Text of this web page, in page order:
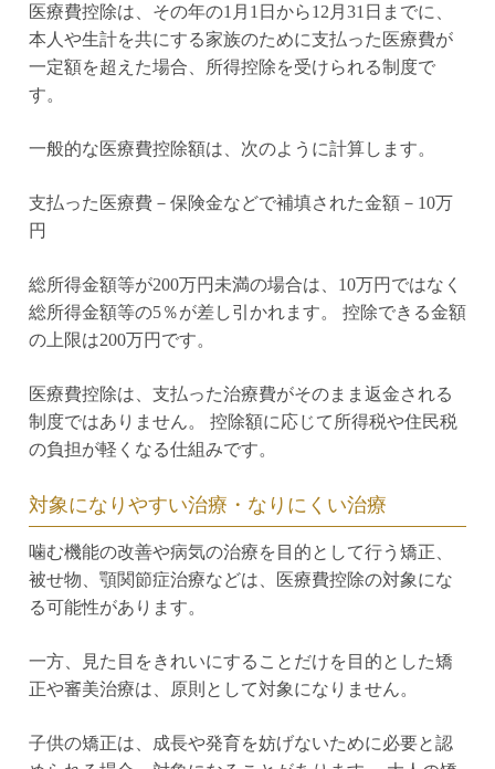
医療費控除は、その年の1月1日から12月31日までに、
本人や生計を共にする家族のために支払った医療費が
一定額を超えた場合、所得控除を受けられる制度で
す。
一般的な医療費控除額は、次のように計算します。
支払った医療費－保険金などで補填された金額－10万
円
総所得金額等が200万円未満の場合は、10万円ではなく
総所得金額等の5％が差し引かれます。 控除できる金額
の上限は200万円です。
医療費控除は、支払った治療費がそのまま返金される
制度ではありません。 控除額に応じて所得税や住民税
の負担が軽くなる仕組みです。
対象になりやすい治療・なりにくい治療
噛む機能の改善や病気の治療を目的として行う矯正、
被せ物、顎関節症治療などは、医療費控除の対象にな
る可能性があります。
一方、見た目をきれいにすることだけを目的とした矯
正や審美治療は、原則として対象になりません。
子供の矯正は、成長や発育を妨げないために必要と認